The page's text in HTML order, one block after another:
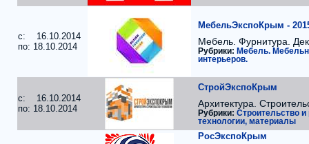
c: 16.10.2014
по: 18.10.2014
МебельЭкспоКрым -
Мебель. Фурнитура.
Рубрики: Мебель.
интерьеров.
c: 16.10.2014
по: 18.10.2014
СтройЭкспоКрым
Архитектура.
Рубрики: Строительство
технологии, материалы
РосЭкспоКрым